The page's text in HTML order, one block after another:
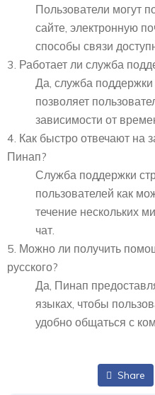
Пользователи могут
сайте, электронную
способы связи
3. Работает ли служба
Да, служба поддержки
позволяет
зависимости от
4. Как быстро отвечают на
Пинап?
Служба поддержки
пользователей как
течение нескольких
чат.
5. Можно ли получить
русского?
Да, Пинап
языках, чтобы
удобно общаться с
Share